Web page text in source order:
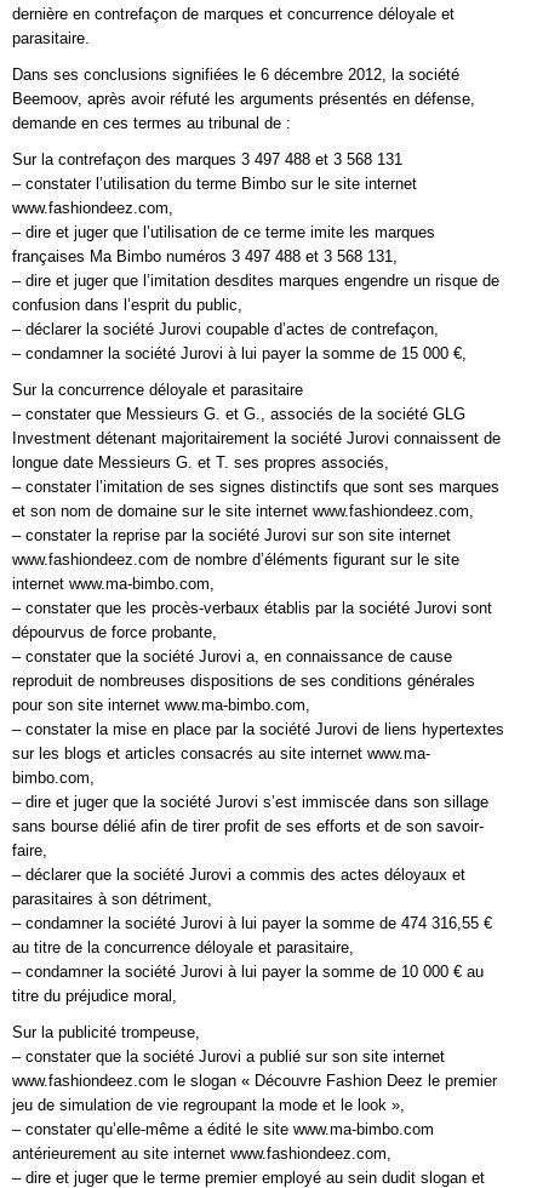
dernière en contrefaçon de marques et concurrence déloyale et
parasitaire.
Dans ses conclusions signifiées le 6 décembre 2012, la société
Beemoov, après avoir réfuté les arguments présentés en défense,
demande en ces termes au tribunal de :
Sur la contrefaçon des marques 3 497 488 et 3 568 131
– constater l’utilisation du terme Bimbo sur le site internet
www.fashiondeez.com,
– dire et juger que l’utilisation de ce terme imite les marques
françaises Ma Bimbo numéros 3 497 488 et 3 568 131,
– dire et juger que l’imitation desdites marques engendre un risque de
confusion dans l’esprit du public,
– déclarer la société Jurovi coupable d’actes de contrefaçon,
– condamner la société Jurovi à lui payer la somme de 15 000 €,
Sur la concurrence déloyale et parasitaire
– constater que Messieurs G. et G., associés de la société GLG
Investment détenant majoritairement la société Jurovi connaissent de
longue date Messieurs G. et T. ses propres associés,
– constater l’imitation de ses signes distinctifs que sont ses marques
et son nom de domaine sur le site internet www.fashiondeez.com,
– constater la reprise par la société Jurovi sur son site internet
www.fashiondeez.com de nombre d’éléments figurant sur le site
internet www.ma-bimbo.com,
– constater que les procès-verbaux établis par la société Jurovi sont
dépourvus de force probante,
– constater que la société Jurovi a, en connaissance de cause
reproduit de nombreuses dispositions de ses conditions générales
pour son site internet www.ma-bimbo.com,
– constater la mise en place par la société Jurovi de liens hypertextes
sur les blogs et articles consacrés au site internet www.ma-
bimbo.com,
– dire et juger que la société Jurovi s’est immiscée dans son sillage
sans bourse délié afin de tirer profit de ses efforts et de son savoir-
faire,
– déclarer que la société Jurovi a commis des actes déloyaux et
parasitaires à son détriment,
– condamner la société Jurovi à lui payer la somme de 474 316,55 €
au titre de la concurrence déloyale et parasitaire,
– condamner la société Jurovi à lui payer la somme de 10 000 € au
titre du préjudice moral,
Sur la publicité trompeuse,
– constater que la société Jurovi a publié sur son site internet
www.fashiondeez.com le slogan « Découvre Fashion Deez le premier
jeu de simulation de vie regroupant la mode et le look »,
– constater qu’elle-même a édité le site www.ma-bimbo.com
antérieurement au site internet www.fashiondeez.com,
– dire et juger que le terme premier employé au sein dudit slogan et